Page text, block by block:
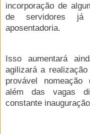
incorporação de
de servidores já
aposentadoria.
Isso aumentará
agilizará a
provável
além das vagas
constante